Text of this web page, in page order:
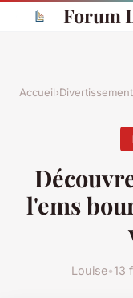
Forum
Accueil›Divertissement
l'ems
Louise•13